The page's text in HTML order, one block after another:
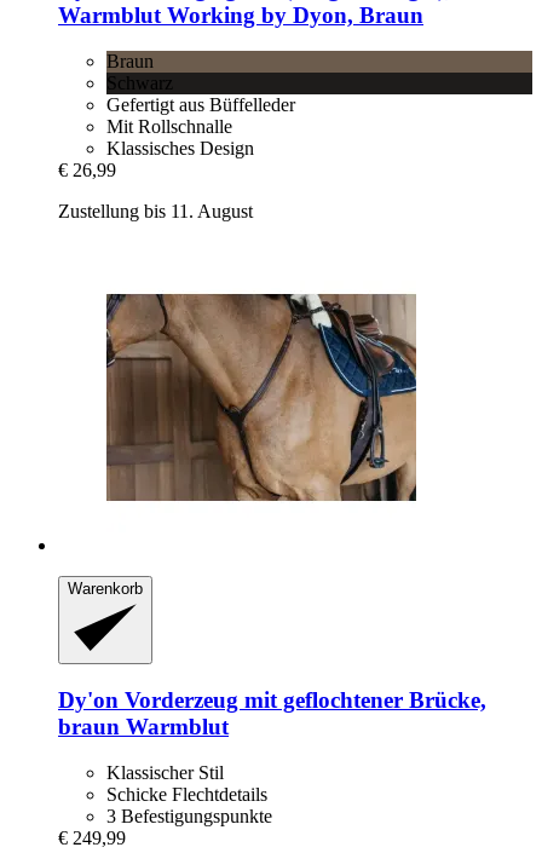
Warmblut Working by Dyon, Braun
Braun
Schwarz
Gefertigt aus Büffelleder
Mit Rollschnalle
Klassisches Design
€ 26,99
Zustellung bis 11. August
Warenkorb
Dy'on Vorderzeug mit geflochtener Brücke,
braun Warmblut
Klassischer Stil
Schicke Flechtdetails
3 Befestigungspunkte
€ 249,99